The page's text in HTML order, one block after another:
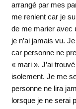
arrangé par mes
me renient car je
de me marier avec
je n’ai jamais vu.
car personne ne
« mari ». J’ai
isolement. Je me
personne ne lira
lorsque je ne serai